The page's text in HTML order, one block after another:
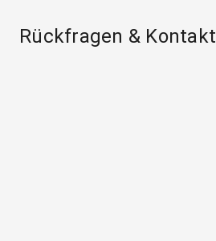
Rückfragen & Kontakt